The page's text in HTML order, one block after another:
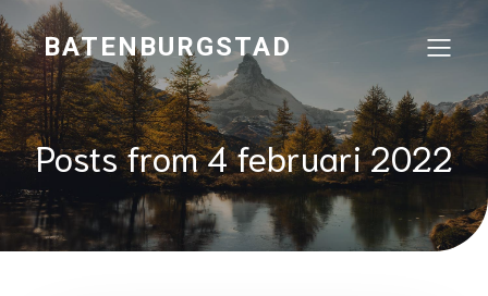
BATENBURGSTAD
Posts from 4 februari 2022